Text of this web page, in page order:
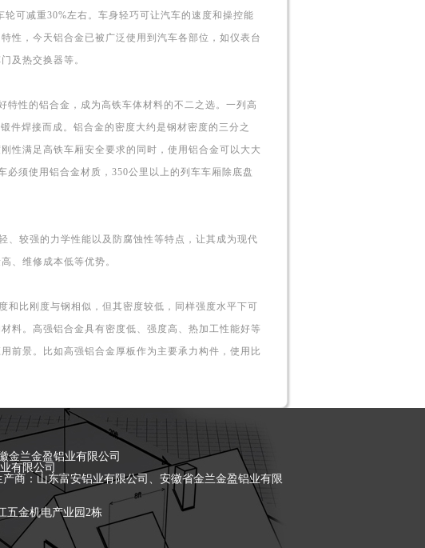
可减重30%左右。车身轻巧可让汽车的速度和操控能
性，今天铝合金已被广泛使用到汽车各部位，如仪表台
及热交换器等。
性的铝合金，成为高铁车体材料的不二之选。一列高
件焊接而成。铝合金的密度大约是钢材密度的三分之
性满足高铁车厢安全要求的同时，使用铝合金可以大大
须使用铝合金材质，350公里以上的列车车厢除底盘
较强的力学性能以及防腐蚀性等特点，让其成为现代
、维修成本低等优势。
比刚度与钢相似，但其密度较低，同样强度水平下可
料。高强铝合金具有密度低、强度高、热加工性能好等
前景。比如高强铝合金厚板作为主要承力构件，使用比
兰金盈铝业有限公司
有限公司
商：山东富安铝业有限公司、安徽省金兰金盈铝业有限
五金机电产业园2栋